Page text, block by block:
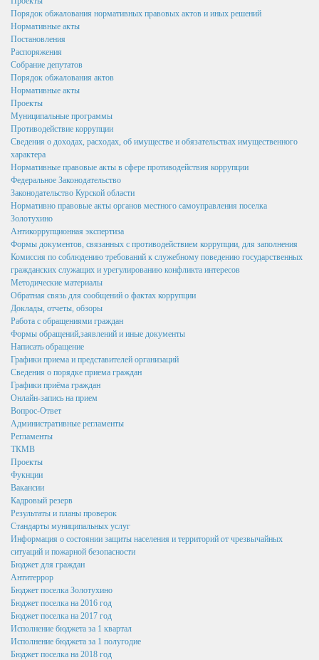
Написать обращение
Графики приёма граждан
Вопрос-Ответ
Административные регламенты
Регламенты
ТКМВ
Проекты
Фукнции
Вакансии
Кадровый резерв
Результаты и планы проверок
Стандарты муниципальных услуг
Информация о состоянии защиты населения и территорий от
чрезвычайных ситуаций и пожарной безопасности
Бюджет для граждан
Антитеррор
Бюджет поселка Золотухино
Исполнение бюджета за 1 квартал
Исполнение бюджета за 1 полугодие
Бюджет поселка на 2019 год
Бюджет поселка на 2020 год
Бюджет поселка на 2021 год
Порядок обжалования нормативных правовых актов и иных решений
Нормативные акты
Постановления
Распоряжения
Собрание депутатов
Порядок обжалования актов
Нормативные акты
Проекты
Муниципальные программы
Противодействие коррупции
Сведения о доходах, расходах, об имуществе и обязательствах имущественного
характера
Нормативные правовые акты в сфере противодействия коррупции
Федеральное Законодательство
Законодательство Курской области
Нормативно правовые акты органов местного самоуправления поселка
Золотухино
Антикоррупционная экспертиза
Формы документов, связанных с противодействием коррупции, для заполнения
Комиссия по соблюдению требований к служебному поведению государственных
гражданских служащих и урегулированию конфликта интересов
Методические материалы
Обратная связь для сообщений о фактах коррупции
Доклады, отчеты, обзоры
Работа с обращениями граждан
Формы обращений,заявлений и иные документы
Написать обращение
Графики приема и представителей организаций
Сведения о порядке приема граждан
Графики приёма граждан
Онлайн-запись на прием
Вопрос-Ответ
Административные регламенты
Регламенты
ТКМВ
Проекты
Фукнции
Вакансии
Кадровый резерв
Результаты и планы проверок
Стандарты муниципальных услуг
Информация о состоянии защиты населения и территорий от чрезвычайных
ситуаций и пожарной безопасности
Бюджет для граждан
Антитеррор
Бюджет поселка Золотухино
Бюджет поселка на 2016 год
Бюджет поселка на 2017 год
Исполнение бюджета за 1 квартал
Исполнение бюджета за 1 полугодие
Бюджет поселка на 2018 год